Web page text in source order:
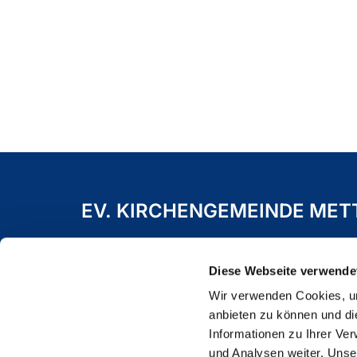
Diese Webseite
Wir verwenden Cookies,
anbieten zu können und
Informationen zu Ihrer
und Analysen weiter.
EV. KIRCHENGEMEINDE